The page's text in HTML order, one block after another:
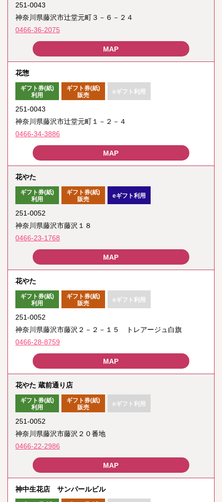
251-0043
神奈川県藤沢市辻堂元町３－６－２４
0466-36-2075
花惣
ギフト券(紙)
利用
ギフト券(紙)
販売
eギフト利用
251-0043
神奈川県藤沢市辻堂元町１－２－４
0466-34-3886
花やた
ギフト券(紙)
利用
ギフト券(紙)
販売
eギフト利用
251-0052
神奈川県藤沢市藤沢１８
0466-23-1768
花やた
ギフト券(紙)
利用
ギフト券(紙)
販売
eギフト利用
251-0052
神奈川県藤沢市藤沢２－２－１５ トレアージュ白旗
0466-28-8759
花やた 蔵前通り店
ギフト券(紙)
利用
ギフト券(紙)
販売
eギフト利用
251-0052
神奈川県藤沢市藤沢２０番地
0466-22-2986
神中生花店 サンパールビル